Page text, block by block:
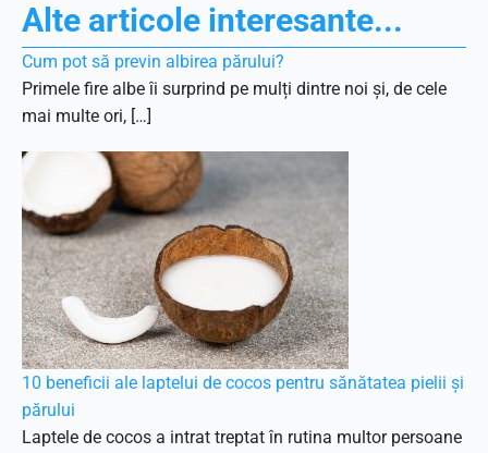
Alte articole interesante...
Cum pot să previn albirea părului?
Primele fire albe îi surprind pe mulți dintre noi și, de cele
mai multe ori, […]
10 beneficii ale laptelui de cocos pentru sănătatea pielii și
părului
Laptele de cocos a intrat treptat în rutina multor persoane